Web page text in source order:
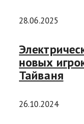
28.06.2025
новых
Тайваня
26.10.2024